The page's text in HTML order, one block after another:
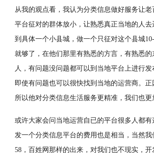
从我的观点看，我认为分类信息做好服务让
平台征对的群体放小，让熟悉真正当地的人
到具体一个小县城，做一个只征对这个县城
就够了，在他们那里有熟悉的方言，有熟悉的
人，有问题没问题都可以到当地平台上进行发
即使有问题也可以很快找到当地的运营商。
所以他对分类信息生活服务更精准，我们也更
或许大家会问当地运营自已的平台很多人都
发一个分类信息平台的费用也是相当，当然我
58，百姓网那样的出来，对我们也不现实，